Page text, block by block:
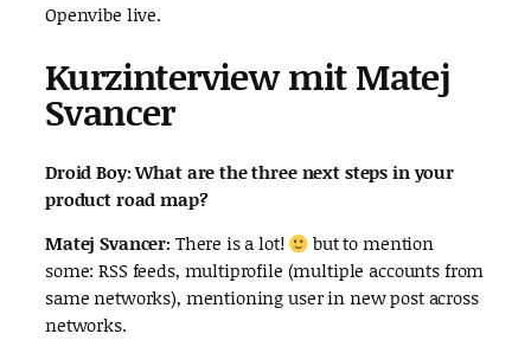
Openvibe live.
Kurzinterview mit Matej
Svancer
Droid Boy: What are the three next steps in your
product road map?
Matej Svancer: There is a lot!
but to mention
some: RSS feeds, multiprofile (multiple accounts from
same networks), mentioning user in new post across
networks.